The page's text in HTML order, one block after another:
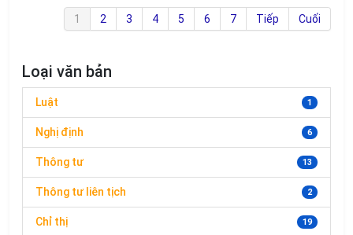
1 2 3 4 5 6 7 Tiếp Cuối
Loại văn bản
Luật 1
Nghị định 6
Thông tư 13
Thông tư liên tịch 2
Chỉ thị 19